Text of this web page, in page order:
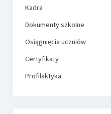
Kadra
Dokumenty szkolne
Osiągnięcia uczniów
Certyfikaty
Profilaktyka